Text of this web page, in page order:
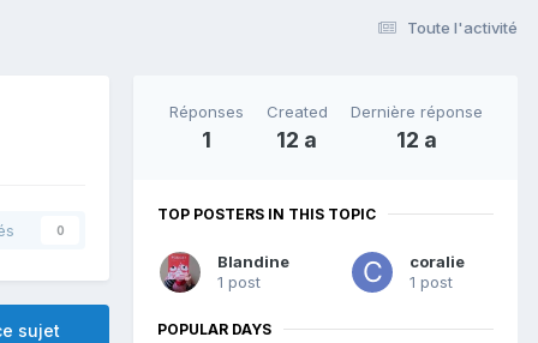
Toute l'activité
0
sujet
Réponses
1
Created
12 a
Dernière réponse
12 a
TOP POSTERS IN THIS TOPIC
Blandine
1 post
coralie
1 post
POPULAR DAYS